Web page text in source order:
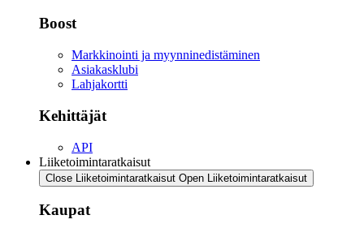
Boost
Markkinointi ja myynninedistäminen
Asiakasklubi
Lahjakortti
Kehittäjät
API
Liiketoimintaratkaisut
Close Liiketoimintaratkaisut Open Liiketoimintaratkaisut
Kaupat